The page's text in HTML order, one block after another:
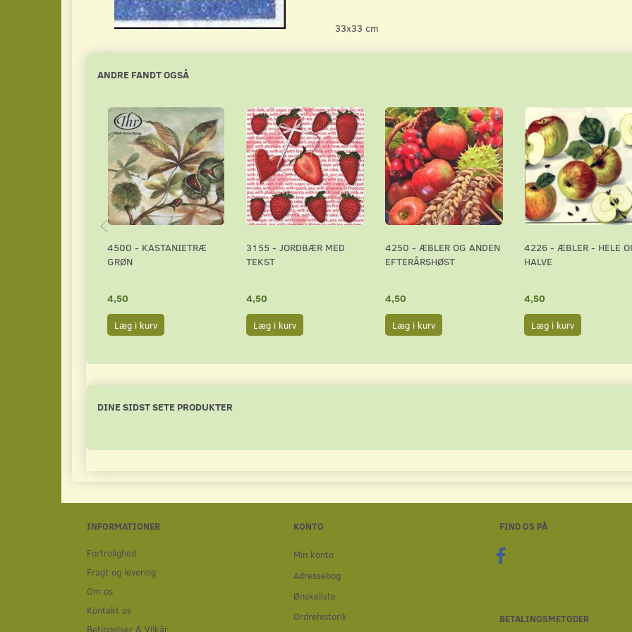
33x33 cm
ANDRE FANDT OGSÅ
4500 - KASTANIETRÆ
GRØN
4,50
Læg i kurv
3155 - JORDBÆR MED
TEKST
4,50
Læg i kurv
4250 - ÆBLER OG ANDEN
EFTERÅRSHØST
4,50
Læg i kurv
4226 - ÆBLER - HELE
HALVE
4,50
Læg i kurv
DINE SIDST SETE PRODUKTER
INFORMATIONER
Fortrolighed
Fragt og levering
Om os
Kontakt os
Betingelser & Vilkår
KONTO
Min konto
Adressebog
Ønskeliste
Ordrehistorik
FIND OS PÅ
BETALINGSMETODER